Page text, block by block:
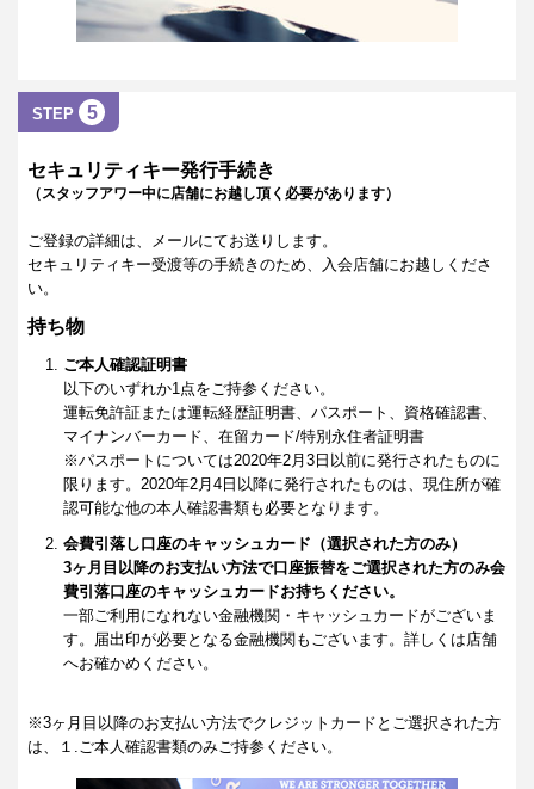
STEP 5
セキュリティキー発行手続き
（スタッフアワー中に店舗にお越し頂く必要があります）
ご登録の詳細は、メールにてお送りします。
セキュリティキー受渡等の手続きのため、入会店舗にお越しくださ
い。
持ち物
ご本人確認証明書
以下のいずれか1点をご持参ください。
運転免許証または運転経歴証明書、パスポート、資格確認書、
マイナンバーカード、在留カード/特別永住者証明書
※パスポートについては2020年2月3日以前に発行されたものに
限ります。2020年2月4日以降に発行されたものは、現住所が確
認可能な他の本人確認書類も必要となります。
会費引落し口座のキャッシュカード（選択された方のみ）
3ヶ月目以降のお支払い方法で口座振替をご選択された方のみ会
費引落口座のキャッシュカードお持ちください。
一部ご利用になれない金融機関・キャッシュカードがございま
す。届出印が必要となる金融機関もございます。詳しくは店舗
へお確かめください。
※3ヶ月目以降のお支払い方法でクレジットカードとご選択された方
は、１.ご本人確認書類のみご持参ください。